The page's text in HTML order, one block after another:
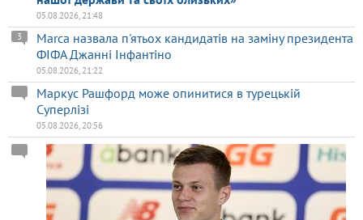
05.08.2026, 21:48
Marca назвала п'ятьох кандидатів на заміну президента
ФІФА Джанні Інфантіно
3
05.08.2026, 21:22
Маркус Рашфорд може опинитися в турецькій
Суперлізі
05.08.2026, 20:56